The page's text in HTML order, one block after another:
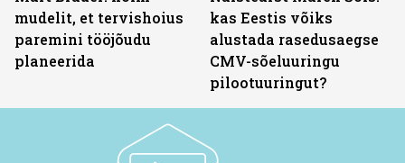
mudelit, et tervishoius
paremini tööjõudu
planeerida
kas Eestis võiks
alustada rasedusaegse
CMV-sõeluuringu
pilootuuringut?